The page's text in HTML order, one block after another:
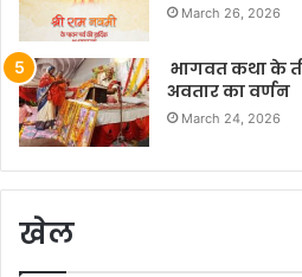
March 26, 2026
भागवत कथा के
अवतार का वर्णन
March 24, 2026
खेल